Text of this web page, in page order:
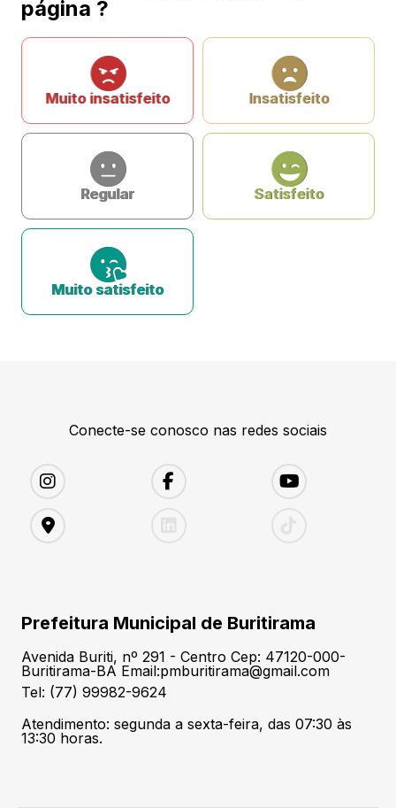
página ?
Muito insatisfeito Insatisfeito
Regular Satisfeito
Muito satisfeito
Conecte-se conosco nas redes sociais
Prefeitura Municipal de Buritirama
Avenida Buriti, nº 291 - Centro Cep: 47120-000-
Buritirama-BA Email:pmburitirama@gmail.com
Tel: (77) 99982-9624
Atendimento: segunda a sexta-feira, das 07:30 às
13:30 horas.